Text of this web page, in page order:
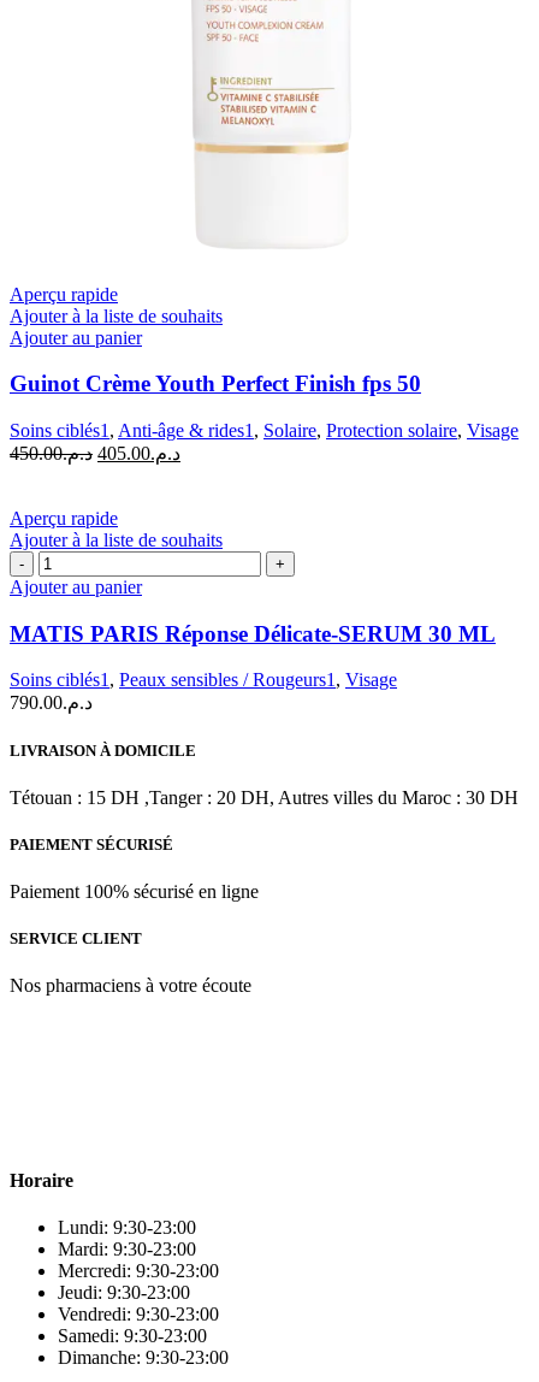
Aperçu rapide
Ajouter à la liste de souhaits
Ajouter au panier
Guinot Crème Youth Perfect Finish fps 50
Soins ciblés1 , Anti-âge & rides1 , Solaire, Protection solaire, Visage
د.م.450.00
Le
était :
د.م.450.00.
د.م.405.00
Le
Aperçu rapide
Ajouter à la liste de souhaits
quantité
de
PARIS
Réponse
Délicate-
SERUM
30
Ajouter au panier
MATIS PARIS Réponse Délicate-SERUM 30 ML
Soins ciblés1, Peaux sensibles / Rougeurs1, Visage
د.م.790.00
LIVRAISON À DOMICILE
Tétouan : 15 DH ,Tanger : 20 DH, Autres villes du Maroc : 30 DH
PAIEMENT SÉCURISÉ
Paiement 100% sécurisé en ligne
SERVICE CLIENT
Nos pharmaciens à votre écoute
Horaire
Lundi: 9:30-23:00
Mardi: 9:30-23:00
Mercredi: 9:30-23:00
Jeudi: 9:30-23:00
Vendredi: 9:30-23:00
Samedi: 9:30-23:00
Dimanche: 9:30-23:00